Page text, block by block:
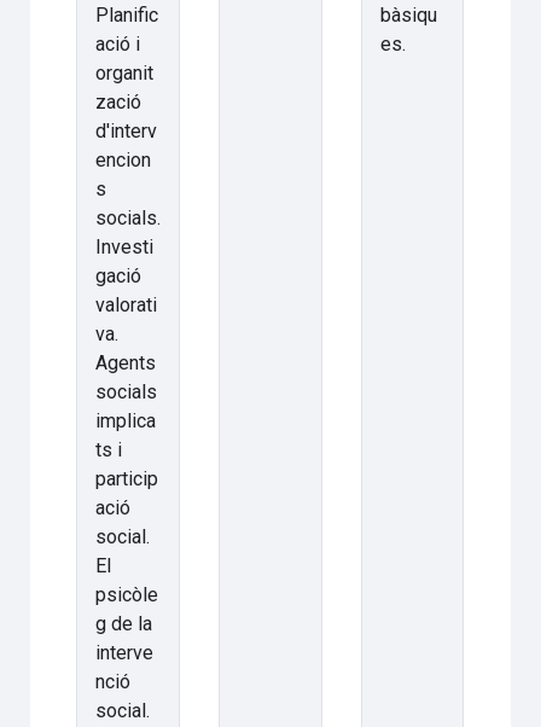
Planific
ació i
organit
zació
d'interv
encion
s
socials.
Investi
gació
valorati
va.
Agents
socials
implica
ts i
particip
ació
social.
El
psicòle
g de la
interve
nció
social.
bàsiqu
es.